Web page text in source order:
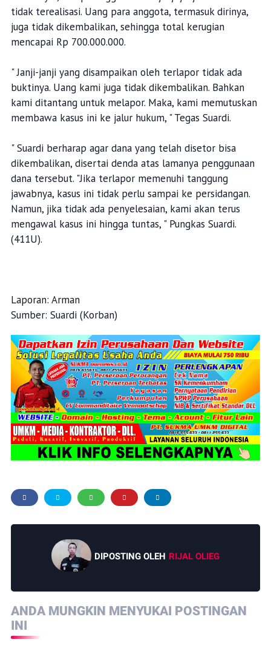
tidak terealisasi. Uang para anggota, termasuk dirinya,
juga tidak dikembalikan, sehingga total kerugian
mencapai Rp 700.000.000.
" Janji-janji yang disampaikan oleh terlapor tidak ada
buktinya. Uang kami juga tidak dikembalikan. Bahkan
kami ditantang untuk melapor. Maka, kami memutuskan
membawa kasus ini ke jalur hukum, " Tegas Suardi.
" Suardi berharap agar dana yang telah disetor bisa
dikembalikan, disertai denda atas lamanya penggunaan
dana tersebut. "Jika terlapor memenuhi tanggung
jawabnya, kasus ini tidak perlu sampai ke persidangan.
Namun, jika tidak ada penyelesaian, kami akan terus
mengawal kasus ini hingga tuntas, " Pungkas Suardi.
(411U).
Laporan: Arman
Sumber: Suardi (Korban)
DIPOSTING OLEH RIJAL OLIEG
ANDA MUNGKIN MENYUKAI POSTINGAN
INI